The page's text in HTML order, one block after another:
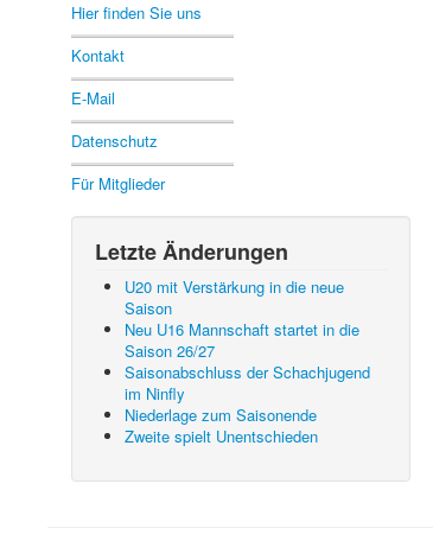
Hier finden Sie uns
Kontakt
E-Mail
Datenschutz
Für Mitglieder
Letzte Änderungen
U20 mit Verstärkung in die neue
Saison
Neu U16 Mannschaft startet in die
Saison 26/27
Saisonabschluss der Schachjugend
im Ninfly
Niederlage zum Saisonende
Zweite spielt Unentschieden